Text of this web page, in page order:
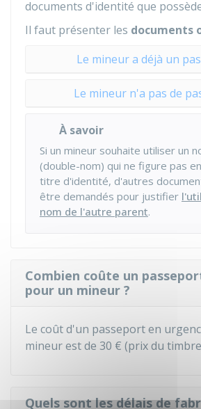
documents d'identité que
Il faut présenter les documents
Le mineur a déjà un
Le mineur n'a pas de
À savoir
Si un mineur souhaite utiliser un
(double-nom) qui ne figure pas
titre d'identité, d'autres
être demandés pour justifier
nom de l'autre parent.
Combien coûte un
pour un mineur ?
Le coût d'un passeport en
mineur est de 30 € (prix du
Quels sont les délais de